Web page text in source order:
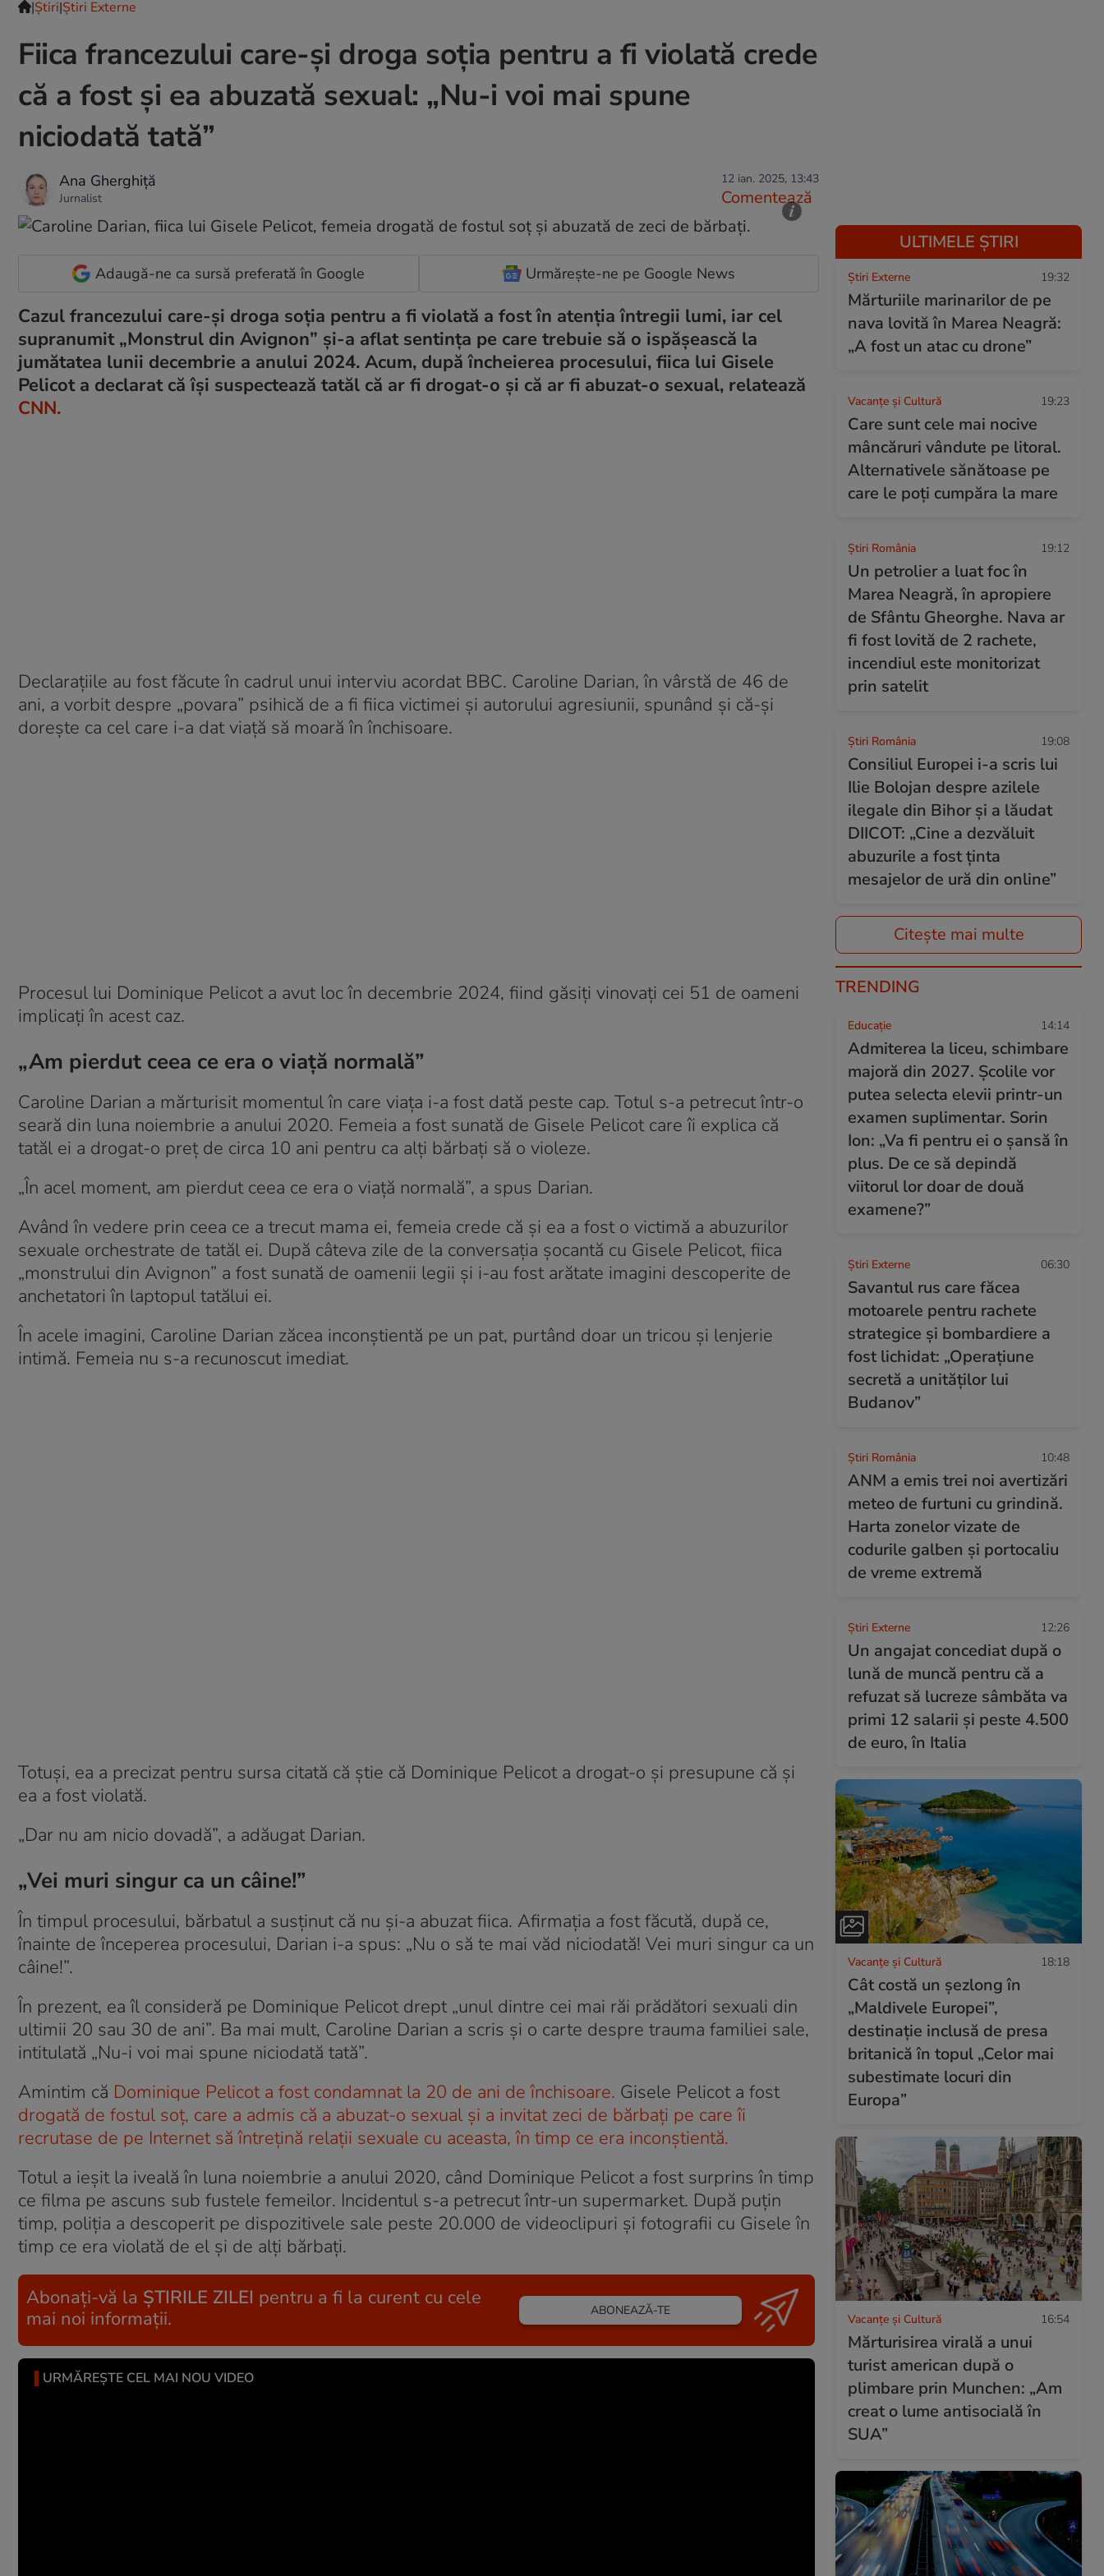
|Ştiri|Știri Externe
Fiica francezului care-și droga soția pentru a fi violată crede
că a fost și ea abuzată sexual: „Nu-i voi mai spune
niciodată tată”
Ana Gherghiță
Jurnalist
12 ian. 2025, 13:43
Comentează
Adaugă-ne ca sursă preferată în Google Urmărește-ne pe Google News
Cazul francezului care-și droga soția pentru a fi violată a fost în atenția întregii lumi, iar cel
supranumit „Monstrul din Avignon” și-a aflat sentința pe care trebuie să o ispășească la
jumătatea lunii decembrie a anului 2024. Acum, după încheierea procesului, fiica lui Gisele
Pelicot a declarat că își suspectează tatăl că ar fi drogat-o și că ar fi abuzat-o sexual, relatează
CNN.
Declarațiile au fost făcute în cadrul unui interviu acordat BBC. Caroline Darian, în vârstă de 46 de
ani, a vorbit despre „povara” psihică de a fi fiica victimei și autorului agresiunii, spunând și că-și
dorește ca cel care i-a dat viață să moară în închisoare.
Procesul lui Dominique Pelicot a avut loc în decembrie 2024, fiind găsiți vinovați cei 51 de oameni
implicați în acest caz.
„Am pierdut ceea ce era o viață normală”
Caroline Darian a mărturisit momentul în care viața i-a fost dată peste cap. Totul s-a petrecut într-o
seară din luna noiembrie a anului 2020. Femeia a fost sunată de Gisele Pelicot care îi explica că
tatăl ei a drogat-o preț de circa 10 ani pentru ca alți bărbați să o violeze.
„În acel moment, am pierdut ceea ce era o viață normală”, a spus Darian.
Având în vedere prin ceea ce a trecut mama ei, femeia crede că și ea a fost o victimă a abuzurilor
sexuale orchestrate de tatăl ei. După câteva zile de la conversația șocantă cu Gisele Pelicot, fiica
„monstrului din Avignon” a fost sunată de oamenii legii și i-au fost arătate imagini descoperite de
anchetatori în laptopul tatălui ei.
În acele imagini, Caroline Darian zăcea inconștientă pe un pat, purtând doar un tricou și lenjerie
intimă. Femeia nu s-a recunoscut imediat.
Totuși, ea a precizat pentru sursa citată că știe că Dominique Pelicot a drogat-o și presupune că și
ea a fost violată.
„Dar nu am nicio dovadă”, a adăugat Darian.
„Vei muri singur ca un câine!”
În timpul procesului, bărbatul a susținut că nu și-a abuzat fiica. Afirmația a fost făcută, după ce,
înainte de începerea procesului, Darian i-a spus: „Nu o să te mai văd niciodată! Vei muri singur ca un
câine!”.
În prezent, ea îl consideră pe Dominique Pelicot drept „unul dintre cei mai răi prădători sexuali din
ultimii 20 sau 30 de ani”. Ba mai mult, Caroline Darian a scris și o carte despre trauma familiei sale,
intitulată „Nu-i voi mai spune niciodată tată”.
Amintim că Dominique Pelicot a fost condamnat la 20 de ani de închisoare. Gisele Pelicot a fost
drogată de fostul soț, care a admis că a abuzat-o sexual și a invitat zeci de bărbați pe care îi
recrutase de pe Internet să întrețină relații sexuale cu aceasta, în timp ce era inconștientă.
Totul a ieșit la iveală în luna noiembrie a anului 2020, când Dominique Pelicot a fost surprins în timp
ce filma pe ascuns sub fustele femeilor. Incidentul s-a petrecut într-un supermarket. După puțin
timp, poliția a descoperit pe dispozitivele sale peste 20.000 de videoclipuri și fotografii cu Gisele în
timp ce era violată de el și de alți bărbați.
Abonați-vă la ȘTIRILE ZILEI pentru a fi la curent cu cele
mai noi informații.
ABONEAZĂ-TE
URMĂREȘTE CEL MAI NOU VIDEO
ULTIMELE ȘTIRI
Știri Externe 19:32
Mărturiile marinarilor de pe
nava lovită în Marea Neagră:
„A fost un atac cu drone”
Vacanțe și Cultură 19:23
Care sunt cele mai nocive
mâncăruri vândute pe litoral.
Alternativele sănătoase pe
care le poți cumpăra la mare
Știri România 19:12
Un petrolier a luat foc în
Marea Neagră, în apropiere
de Sfântu Gheorghe. Nava ar
fi fost lovită de 2 rachete,
incendiul este monitorizat
prin satelit
Știri România 19:08
Consiliul Europei i-a scris lui
Ilie Bolojan despre azilele
ilegale din Bihor și a lăudat
DIICOT: „Cine a dezvăluit
abuzurile a fost ținta
mesajelor de ură din online”
Citește mai multe
TRENDING
Educație 14:14
Admiterea la liceu, schimbare
majoră din 2027. Școlile vor
putea selecta elevii printr-un
examen suplimentar. Sorin
Ion: „Va fi pentru ei o șansă în
plus. De ce să depindă
viitorul lor doar de două
examene?”
Știri Externe 06:30
Savantul rus care făcea
motoarele pentru rachete
strategice și bombardiere a
fost lichidat: „Operațiune
secretă a unităților lui
Budanov”
Știri România 10:48
ANM a emis trei noi avertizări
meteo de furtuni cu grindină.
Harta zonelor vizate de
codurile galben și portocaliu
de vreme extremă
Știri Externe 12:26
Un angajat concediat după o
lună de muncă pentru că a
refuzat să lucreze sâmbăta va
primi 12 salarii și peste 4.500
de euro, în Italia
Vacanțe și Cultură 18:18
Cât costă un șezlong în
„Maldivele Europei”,
destinație inclusă de presa
britanică în topul „Celor mai
subestimate locuri din
Europa”
Vacanțe și Cultură 16:54
Mărturisirea virală a unui
turist american după o
plimbare prin Munchen: „Am
creat o lume antisocială în
SUA”